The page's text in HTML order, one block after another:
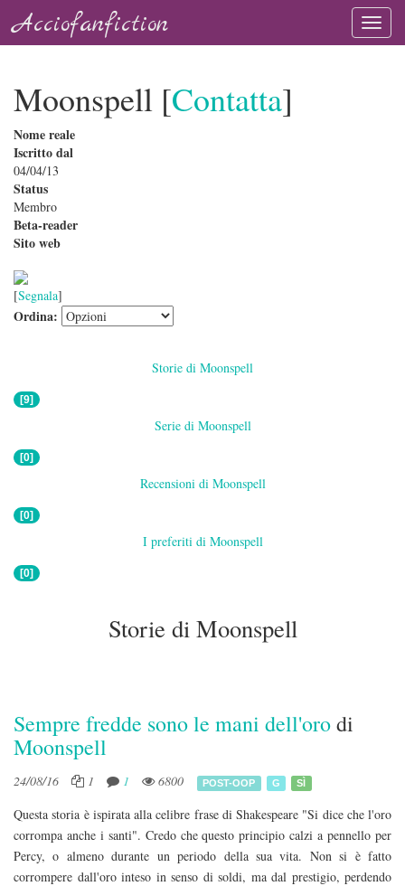
Acciofanfiction
Moonspell [Contatta]
Nome reale
Iscritto dal
04/04/13
Status
Membro
Beta-reader
Sito web
[Segnala]
Ordina:
Storie di Moonspell
[9]
Serie di Moonspell
[0]
Recensioni di Moonspell
[0]
I preferiti di Moonspell
[0]
Storie di Moonspell
Sempre fredde sono le mani dell'orodi
Moonspell
24/08/16 1 1 6800 POST-OOP G SÌ
Questa storia è ispirata alla celibre frase di Shakespeare "Si dice che l'oro
corrompa anche i santi". Credo che questo principio calzi a pennello per
Percy, o almeno durante un periodo della sua vita. Non si è fatto
corrompere dall'oro inteso in senso di soldi, ma dal prestigio, perdendo